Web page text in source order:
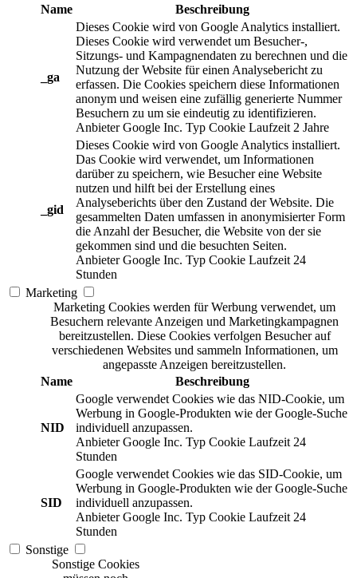
Name
Beschreibung
_ga
Dieses Cookie wird von Google Analytics installiert.
Dieses Cookie wird verwendet um Besucher-,
Sitzungs- und Kampagnendaten zu berechnen und die
Nutzung der Website für einen Analysebericht zu
erfassen. Die Cookies speichern diese Informationen
anonym und weisen eine zufällig generierte Nummer
Besuchern zu um sie eindeutig zu identifizieren.
Anbieter Google Inc. Typ Cookie Laufzeit 2 Jahre
_gid
Dieses Cookie wird von Google Analytics installiert.
Das Cookie wird verwendet, um Informationen
darüber zu speichern, wie Besucher eine Website
nutzen und hilft bei der Erstellung eines
Analyseberichts über den Zustand der Website. Die
gesammelten Daten umfassen in anonymisierter Form
die Anzahl der Besucher, die Website von der sie
gekommen sind und die besuchten Seiten.
Anbieter Google Inc. Typ Cookie Laufzeit 24
Stunden
Marketing
Marketing Cookies werden für Werbung verwendet, um
Besuchern relevante Anzeigen und Marketingkampagnen
bereitzustellen. Diese Cookies verfolgen Besucher auf
verschiedenen Websites und sammeln Informationen, um
angepasste Anzeigen bereitzustellen.
Name
Beschreibung
NID
Google verwendet Cookies wie das NID-Cookie, um
Werbung in Google-Produkten wie der Google-Suche
individuell anzupassen.
Anbieter Google Inc. Typ Cookie Laufzeit 24
Stunden
SID
Google verwendet Cookies wie das SID-Cookie, um
Werbung in Google-Produkten wie der Google-Suche
individuell anzupassen.
Anbieter Google Inc. Typ Cookie Laufzeit 24
Stunden
Sonstige
Sonstige Cookies